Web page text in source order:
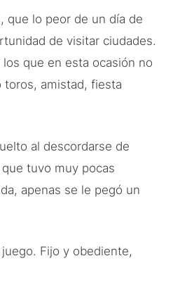
que lo peor de un día de
de visitar ciudades.
que en esta ocasión no
toros, amistad, fiesta
al descordarse de
tuvo muy pocas
apenas se le pegó un
Fijo y obediente,